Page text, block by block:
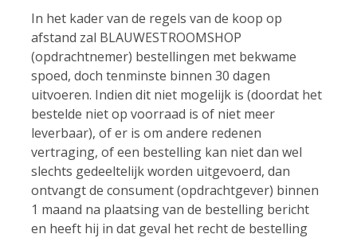
In het kader van de regels van de koop op
afstand zal BLAUWESTROOMSHOP
(opdrachtnemer) bestellingen met bekwame
spoed, doch tenminste binnen 30 dagen
uitvoeren. Indien dit niet mogelijk is (doordat het
bestelde niet op voorraad is of niet meer
leverbaar), of er is om andere redenen
vertraging, of een bestelling kan niet dan wel
slechts gedeeltelijk worden uitgevoerd, dan
ontvangt de consument (opdrachtgever) binnen
1 maand na plaatsing van de bestelling bericht
en heeft hij in dat geval het recht de bestelling